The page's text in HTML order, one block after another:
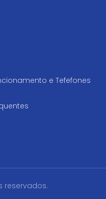
e Tefefones
reservados.